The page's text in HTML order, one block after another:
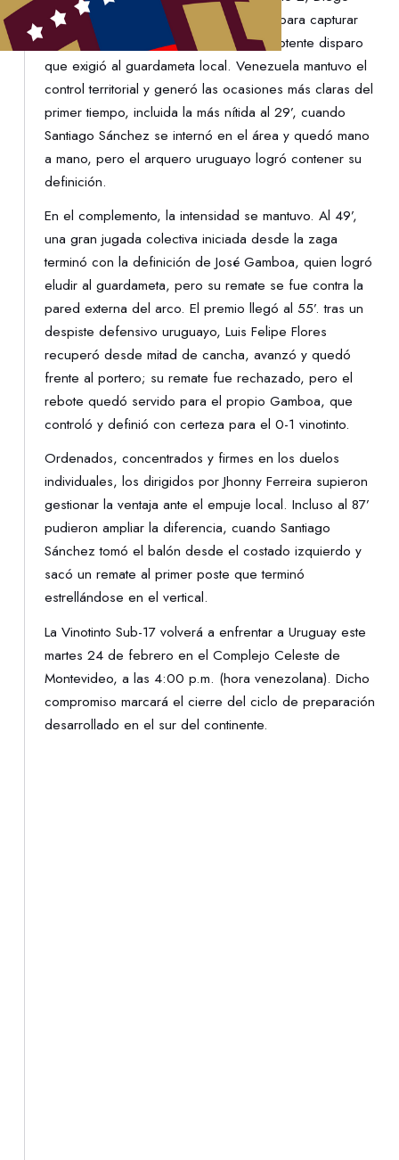
López apareció por el sector derecho para capturar
un rebote dentro del área y sacar un potente disparo
que exigió al guardameta local. Venezuela mantuvo el
control territorial y generó las ocasiones más claras del
primer tiempo, incluida la más nítida al 29’, cuando
Santiago Sánchez se internó en el área y quedó mano
a mano, pero el arquero uruguayo logró contener su
definición.
En el complemento, la intensidad se mantuvo. Al 49’,
una gran jugada colectiva iniciada desde la zaga
terminó con la definición de José Gamboa, quien logró
eludir al guardameta, pero su remate se fue contra la
pared externa del arco. El premio llegó al 55’. tras un
despiste defensivo uruguayo, Luis Felipe Flores
recuperó desde mitad de cancha, avanzó y quedó
frente al portero; su remate fue rechazado, pero el
rebote quedó servido para el propio Gamboa, que
controló y definió con certeza para el 0-1 vinotinto.
Ordenados, concentrados y firmes en los duelos
individuales, los dirigidos por Jhonny Ferreira supieron
gestionar la ventaja ante el empuje local. Incluso al 87’
pudieron ampliar la diferencia, cuando Santiago
Sánchez tomó el balón desde el costado izquierdo y
sacó un remate al primer poste que terminó
estrellándose en el vertical.
La Vinotinto Sub-17 volverá a enfrentar a Uruguay este
martes 24 de febrero en el Complejo Celeste de
Montevideo, a las 4:00 p.m. (hora venezolana). Dicho
compromiso marcará el cierre del ciclo de preparación
desarrollado en el sur del continente.